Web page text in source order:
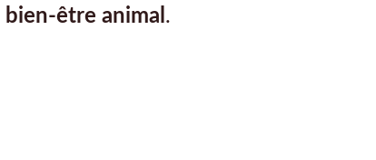
bien-être animal .